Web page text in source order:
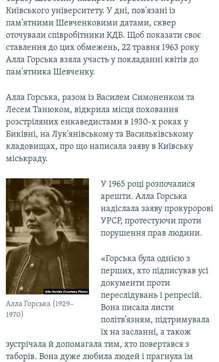
Київського університету. У дні, пов'язані із
пам'ятними Шевченковими датами, сквер
оточували співробітники КДБ. Щоб показати своє
ставлення до цих обмежень, 22 травня 1963 року
Алла Горська взяла участь у покладанні квітів до
пам'ятника Шевченку.
Алла Горська, разом із Василем Симоненком та
Лесем Танюком, відкрила місця поховання
розстріляних енкаведистами в 1930-х роках у
Биківні, на Лук'янівському та Васильківському
кладовищах, про що написала заяву в Київську
міськраду.
Алла Горська (1929–
1970)
У 1965 році розпочалися
арешти. Алла Горська
надіслала заяву прокуророві
УРСР, протестуючи проти
порушення прав людини.
«Горська була однією з
перших, хто підписував усі
документи проти
переслідувань і репресій.
Вона писала листи
політв’язням, підтримувала
їх на засланні, а також
зустрічала й допомагала тим, хто повертався з
таборів. Вона дуже любила людей і прагнула їм